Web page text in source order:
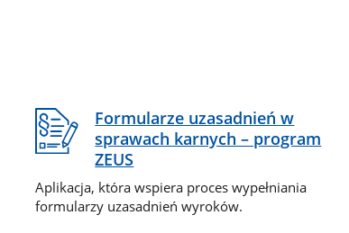
Formularze uzasadnień w
sprawach karnych – program
ZEUS
Aplikacja, która wspiera proces wypełniania
formularzy uzasadnień wyroków.